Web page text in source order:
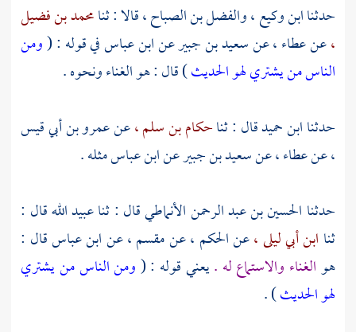
حدثناابن وكيع ،والفضل بن الصباح ،قالا : ثنامحمد بن فضيل
،عنعطاء ،عنسعيد بن جبيرعنابن عباسفي قوله : (ومن
الناس من يشتري لهو الحديث) قال : هو الغناء ونحوه .
حدثناابن حميدقال : ثناحكام بن سلم ،عنعمرو بن أبي قيس
،عنعطاء ،عنسعيد بن جبيرعنابن عباسمثله .
حدثنا الحسين بن عبد الرحمن الأنماطيقال : ثناعبيد اللهقال :
ثنا ابن أبي ليلى ،عنالحكم ،عنمقسم ،عنابن عباسقال :
هوالغناء والاستماع له .يعني قوله : (ومن الناس من يشتري
لهو الحديث) .